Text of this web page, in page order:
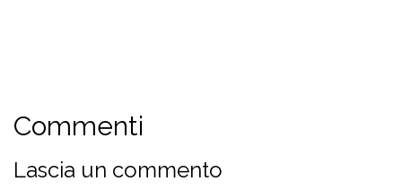
Commenti
Lascia un commento